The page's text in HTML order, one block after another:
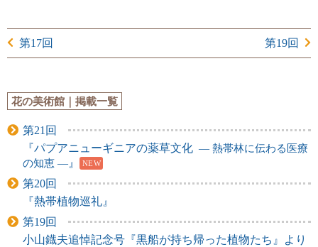
第17回 第19回
花の美術館｜掲載一覧
第21回
『パプアニューギニアの薬草文化 ― 熱帯林に伝わる医療
の知恵 ― 』 NEW
第20回
『熱帯植物巡礼』
第19回
小山鐡夫追悼記念号『黒船が持ち帰った植物たち』より